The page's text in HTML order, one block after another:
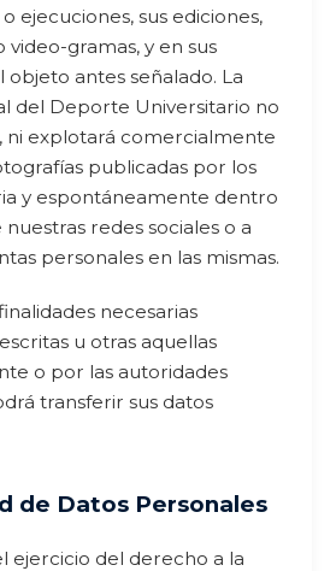
ejecuciones, sus ediciones,
video-gramas, y en sus
objeto antes señalado. La
del Deporte Universitario no
ni explotará comercialmente
publicadas por los
y espontáneamente dentro
nuestras redes sociales o a
personales en las mismas.
necesarias
u otras aquellas
o por las autoridades
transferir sus datos
de Datos Personales
ejercicio del derecho a la